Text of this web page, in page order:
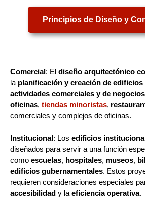
Principios de Diseño y
Comercial: El diseño arquitectónico
la planificación y creación de edificios
actividades comerciales y de negocios
oficinas, tiendas minoristas,
comerciales y complejos de oficinas.
Institucional: Los edificios
diseñados para servir a una función
como escuelas, hospitales, museos,
edificios gubernamentales. Estos
requieren consideraciones especiales
accesibilidad y la eficiencia operativa.